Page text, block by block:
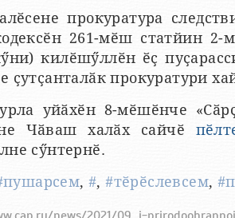
прокуратура
261-мӗш статйин 2-
килӗшӳллӗн ӗҫ
ҫутҫанталӑк прокуратури
уйӑхӗн 8-мӗшӗнче
Чӑваш халӑх сайчӗ
сӳнтернӗ.
,#,#тӗрӗслевсем,